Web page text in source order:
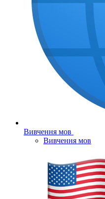
Вивчення мов
Вивчення мов